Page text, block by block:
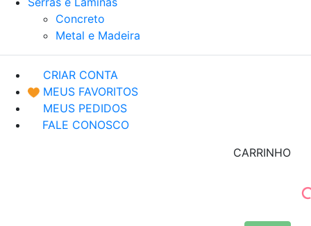
Concreto
Metal e Madeira
CRIAR CONTA
MEUS FAVORITOS
MEUS PEDIDOS
FALE CONOSCO
CARRINHO